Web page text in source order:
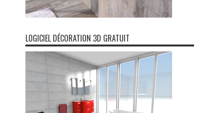
LOGICIEL DÉCORATION 3D GRATUIT